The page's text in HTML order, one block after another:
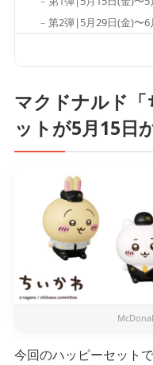
第2弾|5月29日(金)〜6
マクドナルド
ットが5月15日
今回のハッピーセット